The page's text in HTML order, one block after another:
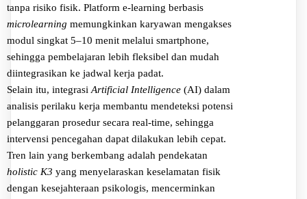
tanpa risiko fisik. Platform e-learning berbasis
microlearning memungkinkan karyawan mengakses
modul singkat 5–10 menit melalui smartphone,
sehingga pembelajaran lebih fleksibel dan mudah
diintegrasikan ke jadwal kerja padat.
Selain itu, integrasi Artificial Intelligence (AI) dalam
analisis perilaku kerja membantu mendeteksi potensi
pelanggaran prosedur secara real-time, sehingga
intervensi pencegahan dapat dilakukan lebih cepat.
Tren lain yang berkembang adalah pendekatan
holistic K3 yang menyelaraskan keselamatan fisik
dengan kesejahteraan psikologis, mencerminkan